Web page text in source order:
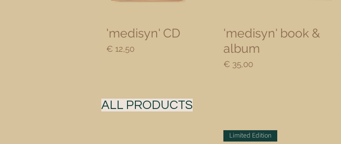
Snel overzicht
'medisyn' CD
Prijs
€ 12,50
Snel overzicht
'medisyn' book &
album
Prijs
€ 35,00
Limited Edition
ALL PRODUCTS